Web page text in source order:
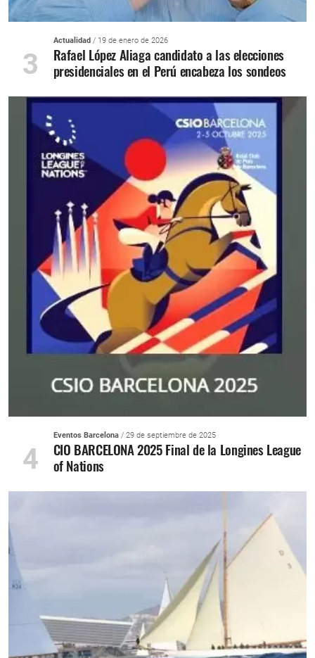
3
Actualidad / 19 de enero de 2026
Rafael López Aliaga candidato a las elecciones
presidenciales en el Perú encabeza los sondeos
4
Eventos Barcelona/ 29 de septiembre de 2025
CIO BARCELONA 2025 Final de la Longines League
of Nations